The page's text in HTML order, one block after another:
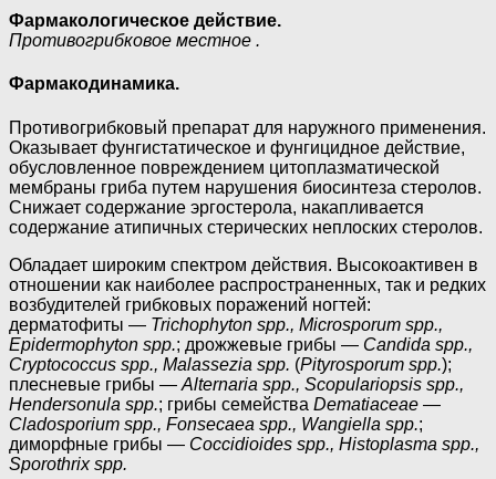
Фармакологическое действие.
Противогрибковое местное .
Фармакодинамика.
Противогрибковый препарат для наружного применения.
Оказывает фунгистатическое и фунгицидное действие,
обусловленное повреждением цитоплазматической
мембраны гриба путем нарушения биосинтеза стеролов.
Снижает содержание эргостерола, накапливается
содержание атипичных стерических неплоских стеролов.
Обладает широким спектром действия. Высокоактивен в
отношении как наиболее распространенных, так и редких
возбудителей грибковых поражений ногтей:
дерматофиты — Trichophyton spp., Microsporum spp.,
Epidermophyton spp.; дрожжевые грибы — Candida spp.,
Cryptococcus spp., Malassezia spp. (Pityrosporum spp.);
плесневые грибы — Alternaria spp., Scopulariopsis spp.,
Hendersonula spp.; грибы семейства Dematiaceae —
Cladosporium spp., Fonsecaea spp., Wangiella spp.;
диморфные грибы — Coccidioides spp., Histoplasma spp.,
Sporothrix spp.